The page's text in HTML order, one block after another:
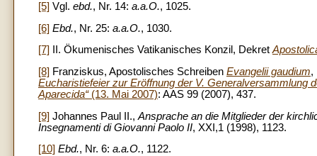
[5] Vgl. ebd., Nr. 14: a.a.O., 1025.
[6] Ebd., Nr. 25: a.a.O., 1030.
[7]
II. Ökumenisches Vatikanisches Konzil, Dekret
[8] Franziskus, Apostolisches Schreiben Evangelii gaudium,
Eucharistiefeier zur Eröffnung der V. Generalversammlung
Aparecida“(13. Mai 2007): AAS 99 (2007), 437.
[9] Johannes Paul II., Ansprache an die Mitglieder der
Insegnamenti di Giovanni Paolo II, XXI,1 (1998), 1123.
[10] Ebd., Nr. 6: a.a.O., 1122.